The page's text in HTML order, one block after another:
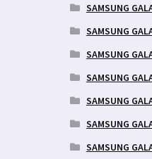
SAMSUNG
SAMSUNG
SAMSUNG
SAMSUNG
SAMSUNG
SAMSUNG
SAMSUNG